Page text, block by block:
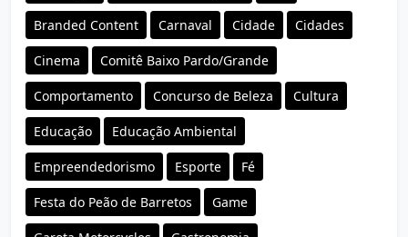
Branded Content Carnaval Cidade Cidades
Cinema Comitê Baixo Pardo/Grande
Comportamento Concurso de Beleza Cultura
Educação Educação Ambiental
Empreendedorismo Esporte Fé
Festa do Peão de Barretos Game